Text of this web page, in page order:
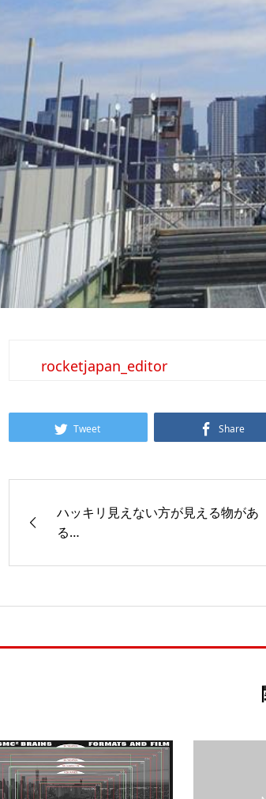
rocketjapan_editor
Tweet Share
ハッキリ見えない方が見える物があ
る…